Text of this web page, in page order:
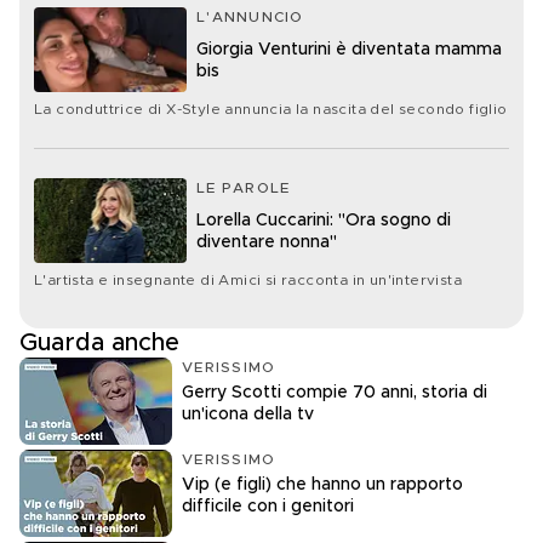
L'ANNUNCIO
Giorgia Venturini è diventata mamma
bis
La conduttrice di X-Style annuncia la nascita del secondo figlio
LE PAROLE
Lorella Cuccarini: "Ora sogno di
diventare nonna"
L'artista e insegnante di Amici si racconta in un'intervista
Guarda anche
VERISSIMO
Gerry Scotti compie 70 anni, storia di
un'icona della tv
VERISSIMO
Vip (e figli) che hanno un rapporto
difficile con i genitori